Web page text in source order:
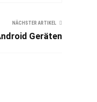
NÄCHSTER ARTIKEL
Geräten